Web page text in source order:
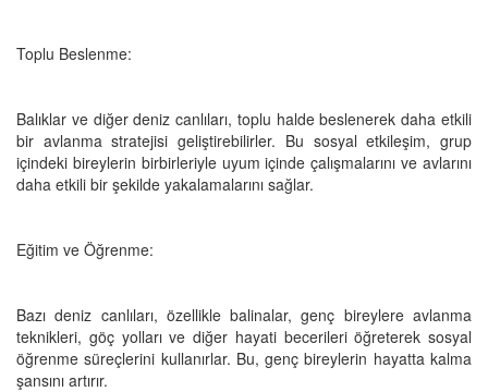
Toplu Beslenme:
Balıklar ve diğer deniz canlıları, toplu halde beslenerek daha etkili
bir avlanma stratejisi geliştirebilirler. Bu sosyal etkileşim, grup
içindeki bireylerin birbirleriyle uyum içinde çalışmalarını ve avlarını
daha etkili bir şekilde yakalamalarını sağlar.
Eğitim ve Öğrenme:
Bazı deniz canlıları, özellikle balinalar, genç bireylere avlanma
teknikleri, göç yolları ve diğer hayati becerileri öğreterek sosyal
öğrenme süreçlerini kullanırlar. Bu, genç bireylerin hayatta kalma
şansını artırır.